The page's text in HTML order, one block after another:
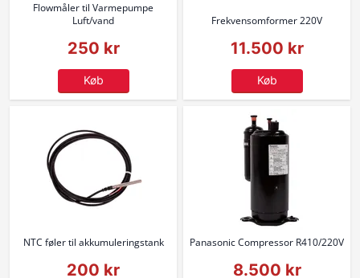
Flowmåler til Varmepumpe
Luft/vand
250 kr
Køb
Frekvensomformer 220V
11.500 kr
Køb
NTC føler til akkumuleringstank
200 kr
Panasonic Compressor R410/220V
8.500 kr